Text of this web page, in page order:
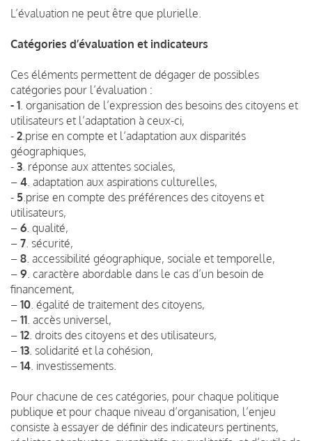
L’évaluation ne peut être que plurielle.
Catégories d’évaluation et indicateurs
Ces éléments permettent de dégager de possibles
catégories pour l’évaluation :
- 1 . organisation de l’expression des besoins des citoyens et
utilisateurs et l’adaptation à ceux-ci,
- 2 .prise en compte et l’adaptation aux disparités
géographiques,
- 3 . réponse aux attentes sociales,
– 4 . adaptation aux aspirations culturelles,
- 5 .prise en compte des préférences des citoyens et
utilisateurs,
– 6 . qualité,
– 7 . sécurité,
– 8 . accessibilité géographique, sociale et temporelle,
– 9 . caractère abordable dans le cas d’un besoin de
financement,
– 10 . égalité de traitement des citoyens,
– 11 . accès universel,
– 12 . droits des citoyens et des utilisateurs,
– 13 . solidarité et la cohésion,
– 14 . investissements.
Pour chacune de ces catégories, pour chaque politique
publique et pour chaque niveau d’organisation, l’enjeu
consiste à essayer de définir des indicateurs pertinents,